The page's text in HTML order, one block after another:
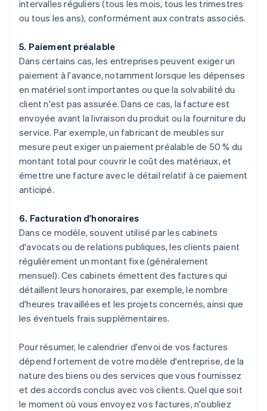
intervalles réguliers (tous les mois, tous les trimestres
ou tous les ans), conformément aux contrats associés.
5. Paiement préalable
Dans certains cas, les entreprises peuvent exiger un
paiement à l'avance, notamment lorsque les dépenses
en matériel sont importantes ou que la solvabilité du
client n'est pas assurée. Dans ce cas, la facture est
envoyée avant la livraison du produit ou la fourniture du
service. Par exemple, un fabricant de meubles sur
mesure peut exiger un paiement préalable de 50 % du
montant total pour couvrir le coût des matériaux, et
émettre une facture avec le détail relatif à ce paiement
anticipé.
6. Facturation d'honoraires
Dans ce modèle, souvent utilisé par les cabinets
d'avocats ou de relations publiques, les clients paient
régulièrement un montant fixe (généralement
mensuel). Ces cabinets émettent des factures qui
détaillent leurs honoraires, par exemple, le nombre
d'heures travaillées et les projets concernés, ainsi que
les éventuels frais supplémentaires.
Pour résumer, le calendrier d'envoi de vos factures
dépend fortement de votre modèle d'entreprise, de la
nature des biens ou des services que vous fournissez
et des accords conclus avec vos clients. Quel que soit
le moment où vous envoyez vos factures, n'oubliez